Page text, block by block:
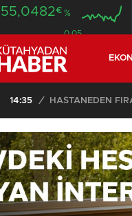
55,0482€ %
0.05
14:35 / HASTANEDEN